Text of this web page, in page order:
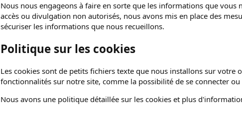
Nous nous engageons à faire en sorte que les informations que
accès ou divulgation non autorisés, nous avons mis en place des
sécuriser les informations que nous recueillons.
Politique sur les cookies
Les cookies sont de petits fichiers texte que nous installons sur
fonctionnalités sur notre site, comme la possibilité de se connecter
Nous avons une politique détaillée sur les cookies et plus